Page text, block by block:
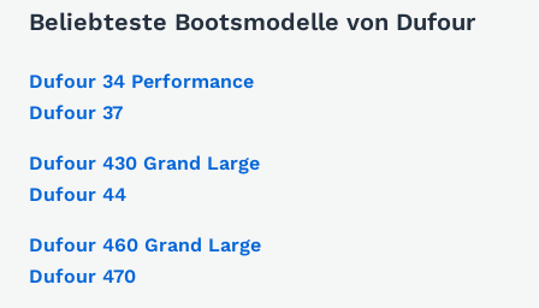
Beliebteste Bootsmodelle von Dufour
Dufour 34 Performance
Dufour 37
Dufour 430 Grand Large
Dufour 44
Dufour 460 Grand Large
Dufour 470